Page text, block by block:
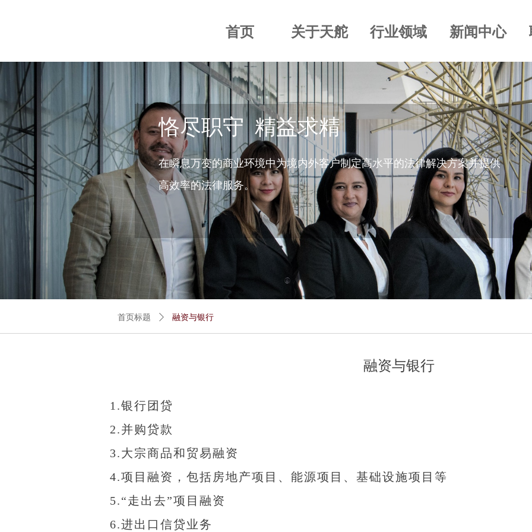
首页 关于天舵 行业领域 新闻中心
融资与银行
首页标题 ꄲ 融资与银行
1.银行团贷
2.并购贷款
3.大宗商品和贸易融资
4.项目融资，包括房地产项目、能源项目、基础设施项目等
5.“走出去”项目融资
6.进出口信贷业务
恪尽职守 精益求精
在瞬息万变的商业环境中为境内外客户制定高水平的法律解决方案并提供
高效率的法律服务。